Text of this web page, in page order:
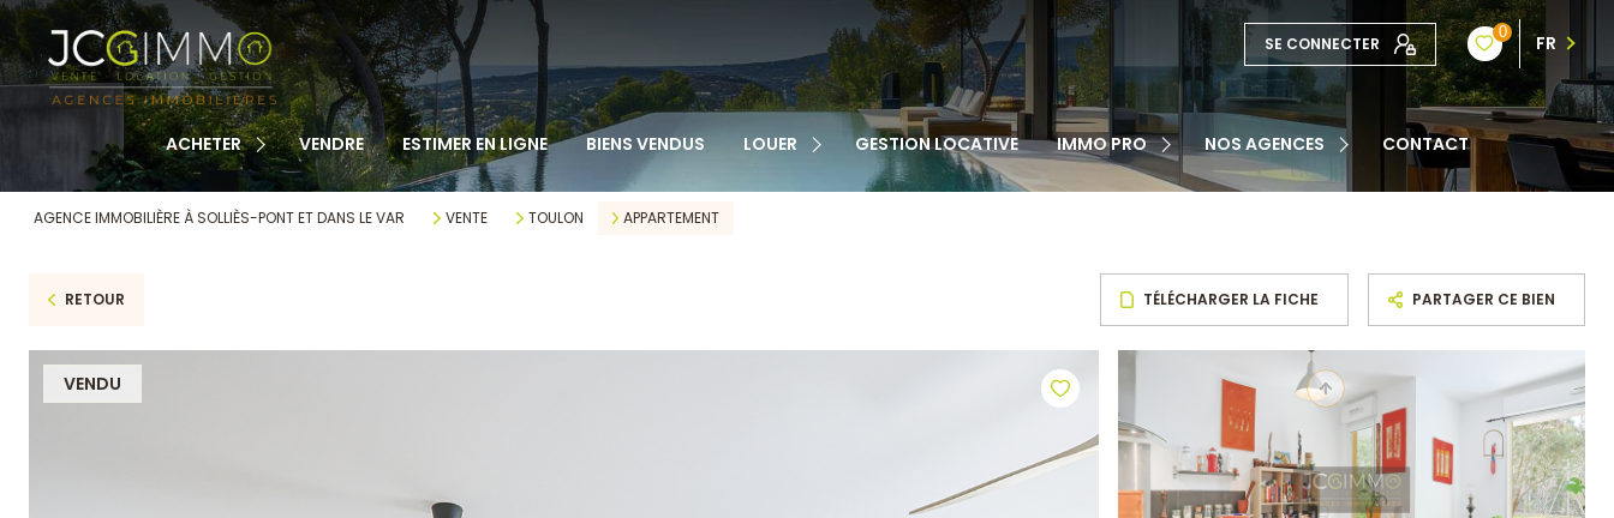
SE CONNECTER
0 FR
ACHETER
TOUS NOS BIENS
APPARTEMENTS
MAISONS
TERRAINS
CABANONS
VENDRE ESTIMER EN LIGNE BIENS VENDUS LOUER
APPARTEMENTS
MAISONS
GESTION LOCATIVE IMMO PRO
VENTE
LOCATION
NOS AGENCES
NOTRE ÉQUIPE
CONTACT
AGENCE IMMOBILIÈRE À SOLLIÈS-PONT ET DANS LE VAR VENTE TOULON APPARTEMENT
RETOUR TÉLÉCHARGER LA FICHE PARTAGER CE BIEN
VENDU